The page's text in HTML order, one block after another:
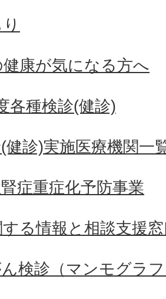
康が気になる方へ
各種検診(健診)
健診)実施医療機関一
症重症化予防事業
る情報と相談支援
検診（マンモグラ